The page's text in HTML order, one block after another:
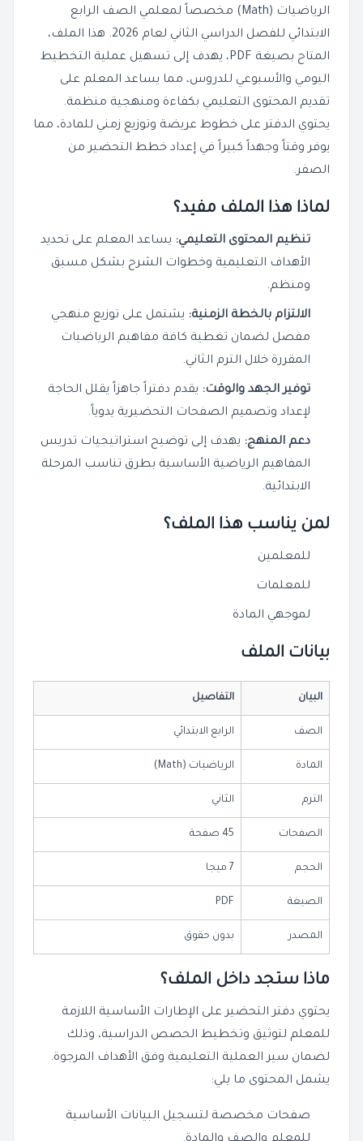
الرياضيات (Math) مخصصاً لمعلمي الصف الرابع
الابتدائي للفصل الدراسي الثاني لعام 2026. هذا الملف،
المتاح بصيغة PDF، يهدف إلى تسهيل عملية التخطيط
اليومي والأسبوعي للدروس، مما يساعد المعلم على
تقديم المحتوى التعليمي بكفاءة ومنهجية منظمة.
يحتوي الدفتر على خطوط عريضة وتوزيع زمني للمادة، مما
يوفر وقتاً وجهداً كبيراً في إعداد خطط التحضير من
الصفر.
لماذا هذا الملف مفيد؟
تنظيم المحتوى التعليمي: يساعد المعلم على تحديد
الأهداف التعليمية وخطوات الشرح بشكل مسبق
ومنظم.
الالتزام بالخطة الزمنية: يشتمل على توزيع منهجي
مفصل لضمان تغطية كافة مفاهيم الرياضيات
المقررة خلال الترم الثاني.
توفير الجهد والوقت: يقدم دفتراً جاهزاً يقلل الحاجة
لإعداد وتصميم الصفحات التحضيرية يدوياً.
دعم المنهج: يهدف إلى توضيح استراتيجيات تدريس
المفاهيم الرياضية الأساسية بطرق تناسب المرحلة
الابتدائية.
لمن يناسب هذا الملف؟
للمعلمين
للمعلمات
لموجهي المادة
بيانات الملف
البيان التفاصيل
الصف الرابع الابتدائي
المادة الرياضيات (Math)
الترم الثاني
الصفحات 45 صفحة
الحجم 7 ميجا
الصيغة PDF
المصدر بدون حقوق
ماذا ستجد داخل الملف؟
يحتوي دفتر التحضير على الإطارات الأساسية اللازمة
للمعلم لتوثيق وتخطيط الحصص الدراسية، وذلك
لضمان سير العملية التعليمية وفق الأهداف المرجوة.
يشمل المحتوى ما يلي:
صفحات مخصصة لتسجيل البيانات الأساسية